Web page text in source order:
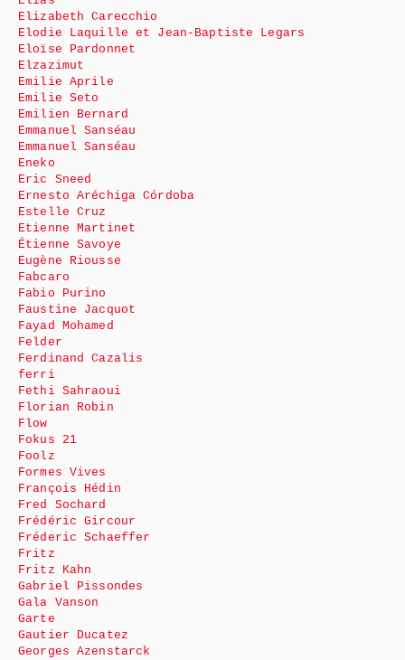
Elizabeth Carecchio
Elodie Laquille et Jean-Baptiste Legars
Eloïse Pardonnet
Elzazimut
Emilie Aprile
Emilie Seto
Emilien Bernard
Emmanuel Sanséau
Emmanuel Sanséau
Eneko
Eric Sneed
Ernesto Aréchiga Córdoba
Estelle Cruz
Etienne Martinet
Étienne Savoye
Eugène Riousse
Fabcaro
Fabio Purino
Faustine Jacquot
Fayad Mohamed
Felder
Ferdinand Cazalis
ferri
Fethi Sahraoui
Florian Robin
Flow
Fokus 21
Foolz
Formes Vives
François Hédin
Fred Sochard
Frédéric Gircour
Fréderic Schaeffer
Fritz
Fritz Kahn
Gabriel Pissondes
Gala Vanson
Garte
Gautier Ducatez
Georges Azenstarck